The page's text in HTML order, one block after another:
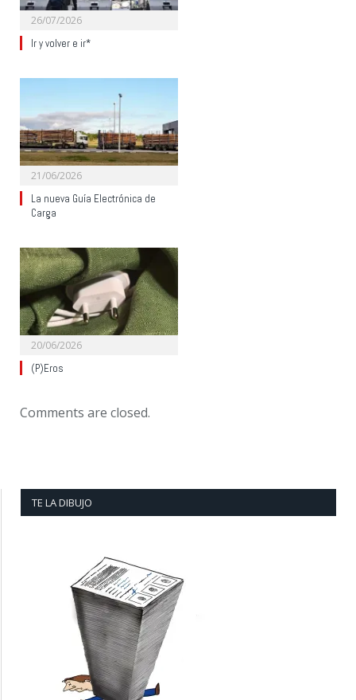
26/07/2026
Ir y volver e ir*
21/06/2026
La nueva Guía Electrónica de
Carga
20/06/2026
(P)Eros
Comments are closed.
TE LA DIBUJO